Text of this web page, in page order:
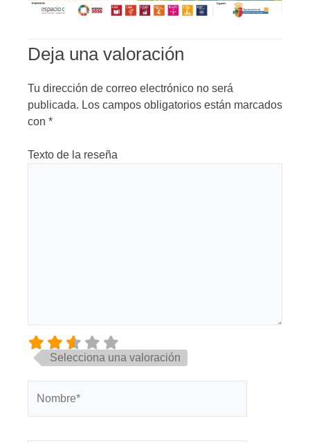
Deja una valoración
Tu dirección de correo electrónico no será
publicada. Los campos obligatorios están marcados
con *
Texto de la reseña
Selecciona una valoración